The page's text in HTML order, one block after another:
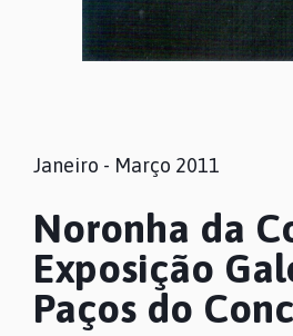
Janeiro - Março 2011
Noronha da
Exposição
Paços do